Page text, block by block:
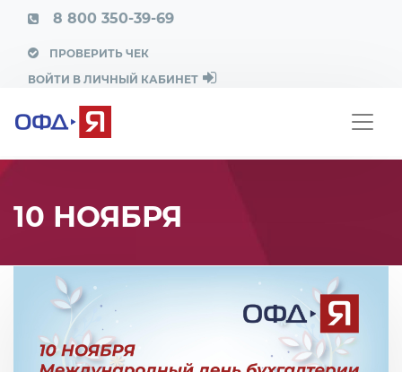
8 800 350-39-69
ПРОВЕРИТЬ ЧЕК
ВОЙТИ В ЛИЧНЫЙ КАБИНЕТ
10 НОЯБРЯ